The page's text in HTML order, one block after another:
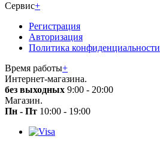
Сервис+
Регистрация
Авторизация
Политика конфиденциальности
Время работы+
Интернет-магазина.
без выходных 9:00 - 20:00
Магазин.
Пн - Пт 10:00 - 19:00